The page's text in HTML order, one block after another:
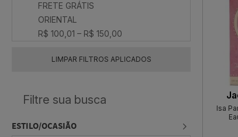
FRETE GRÁTIS
ORIENTAL
R$ 100,01 – R$ 150,00
LIMPAR FILTROS APLICADOS
ESTILO/OCASIÃO
Isa